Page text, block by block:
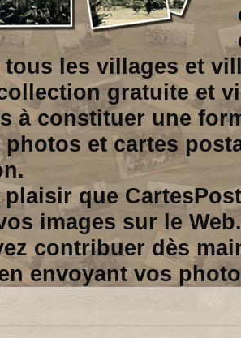
tous les villages et
gratuite et
à constituer une
et cartes
plaisir que
images sur le Web.
contribuer dès
envoyant vos